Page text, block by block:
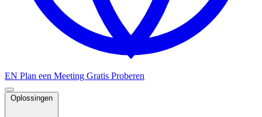
EN Plan een Meeting Gratis Proberen